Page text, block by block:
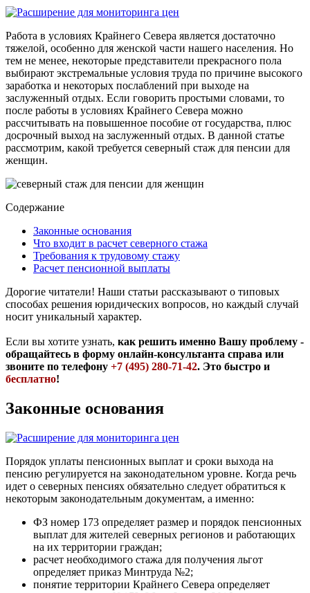
Работа в условиях Крайнего Севера является достаточно
тяжелой, особенно для женской части нашего населения. Но
тем не менее, некоторые представители прекрасного пола
выбирают экстремальные условия труда по причине высокого
заработка и некоторых послаблений при выходе на
заслуженный отдых. Если говорить простыми словами, то
после работы в условиях Крайнего Севера можно
рассчитывать на повышенное пособие от государства, плюс
досрочный выход на заслуженный отдых. В данной статье
рассмотрим, какой требуется северный стаж для пенсии для
женщин.
Содержание
Законные основания
Что входит в расчет северного стажа
Требования к трудовому стажу
Расчет пенсионной выплаты
Дорогие читатели! Наши статьи рассказывают о типовых
способах решения юридических вопросов, но каждый случай
носит уникальный характер.
Если вы хотите узнать, как решить именно Вашу проблему -
обращайтесь в форму онлайн-консультанта справа или
звоните по телефону +7 (495) 280-71-42. Это быстро и
бесплатно!
Законные основания
Порядок уплаты пенсионных выплат и сроки выхода на
пенсию регулируется на законодательном уровне. Когда речь
идет о северных пенсиях обязательно следует обратиться к
некоторым законодательным документам, а именно:
ФЗ номер 173 определяет размер и порядок пенсионных
выплат для жителей северных регионов и работающих
на их территории граждан;
расчет необходимого стажа для получения льгот
определяет приказ Минтруда №2;
понятие территории Крайнего Севера определяет